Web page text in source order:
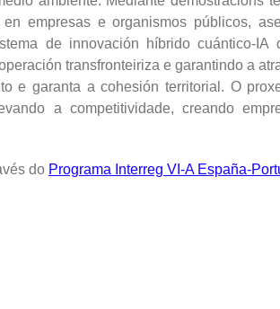
empresas e organismos públicos,
de innovación híbrido cuántico-
transfronteiriza e garantindo a
e garanta a cohesión territorial. O
a competitividade, creando
do Programa Interreg VI-A España-